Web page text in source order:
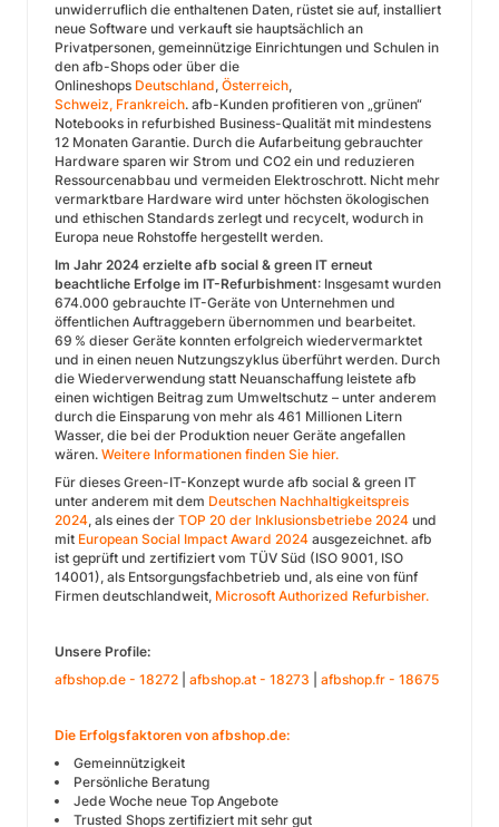
unwiderruflich die enthaltenen Daten, rüstet sie auf, installiert
neue Software und verkauft sie hauptsächlich an
Privatpersonen, gemeinnützige Einrichtungen und Schulen in
den afb-Shops oder über die
Onlineshops Deutschland, Österreich,
Schweiz, Frankreich. afb-Kunden profitieren von „grünen“
Notebooks in refurbished Business-Qualität mit mindestens
12 Monaten Garantie. Durch die Aufarbeitung gebrauchter
Hardware sparen wir Strom und CO2 ein und reduzieren
Ressourcenabbau und vermeiden Elektroschrott. Nicht mehr
vermarktbare Hardware wird unter höchsten ökologischen
und ethischen Standards zerlegt und recycelt, wodurch in
Europa neue Rohstoffe hergestellt werden.
Im Jahr 2024 erzielte afb social & green IT erneut
beachtliche Erfolge im IT-Refurbishment: Insgesamt wurden
674.000 gebrauchte IT-Geräte von Unternehmen und
öffentlichen Auftraggebern übernommen und bearbeitet.
69 % dieser Geräte konnten erfolgreich wiedervermarktet
und in einen neuen Nutzungszyklus überführt werden. Durch
die Wiederverwendung statt Neuanschaffung leistete afb
einen wichtigen Beitrag zum Umweltschutz – unter anderem
durch die Einsparung von mehr als 461 Millionen Litern
Wasser, die bei der Produktion neuer Geräte angefallen
wären. Weitere Informationen finden Sie hier.
Für dieses Green-IT-Konzept wurde afb social & green IT
unter anderem mit dem Deutschen Nachhaltigkeitspreis
2024, als eines der TOP 20 der Inklusionsbetriebe 2024 und
mit European Social Impact Award 2024 ausgezeichnet. afb
ist geprüft und zertifiziert vom TÜV Süd (ISO 9001, ISO
14001), als Entsorgungsfachbetrieb und, als eine von fünf
Firmen deutschlandweit, Microsoft Authorized Refurbisher.
Unsere Profile:
afbshop.de - 18272
afbshop.at - 18273 afbshop.fr - 18675
Die Erfolgsfaktoren von afbshop.de:
Gemeinnützigkeit
Persönliche Beratung
Jede Woche neue Top Angebote
Trusted Shops zertifiziert mit sehr gut